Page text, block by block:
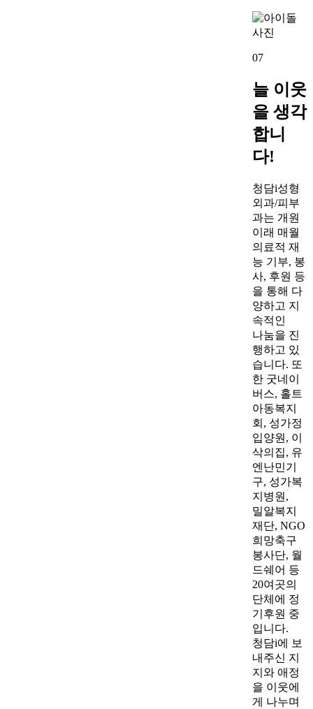
07
늘 이웃
을 생각
합니
다!
청담i성형
외과/피부
과는 개원
이래 매월
의료적 재
능 기부, 봉
사, 후원 등
을 통해 다
양하고 지
속적인
나눔을 진
행하고 있
습니다. 또
한 굿네이
버스, 홀트
아동복지
회, 성가정
입양원, 이
삭의집, 유
엔난민기
구, 성가복
지병원,
밀알복지
재단, NGO
희망축구
봉사단, 월
드쉐어 등
20여곳의
단체에 정
기후원 중
입니다.
청담i에 보
내주신 지
지와 애정
을 이웃에
게 나누며